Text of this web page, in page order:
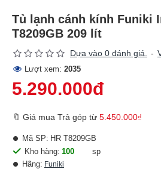
Tủ lạnh cánh kính Funiki
T8209GB 209 lít
Dựa vào 0 đánh giá. -
Lượt xem: 2035
5.290.000đ
🔖 Giá mua Trả góp từ 5.450.000₫
Kho hàng: 100
sp
Hãng: Funiki
Mã SP: HR T8209GB